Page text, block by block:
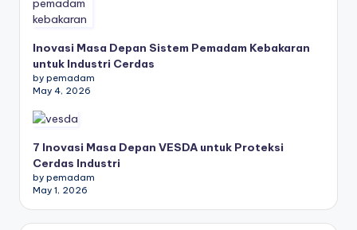
Inovasi Masa Depan Sistem Pemadam Kebakaran
untuk Industri Cerdas
by pemadam
May 4, 2026
7 Inovasi Masa Depan VESDA untuk Proteksi
Cerdas Industri
by pemadam
May 1, 2026